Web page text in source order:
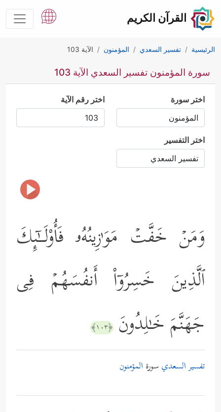
القرآن الكريم
الرئيسية تفسير السعدي المؤمنون الآية 103
سورة المؤمنون تفسير السعدي الآية 103
اختر سورة اختر رقم الآية
اختر التفسير
وَمَنۡ خَفَّتۡ مَوَ ٰ⁠زِینُهُۥ فَأُوْلَــٰۤىِٕكَ
ٱلَّذِینَ خَسِرُوۤاْ أَنفُسَهُمۡ فِی
جَهَنَّمَ خَـٰلِدُونَ ﴿١٠٣﴾
تفسير السعدي سورة المؤمنون